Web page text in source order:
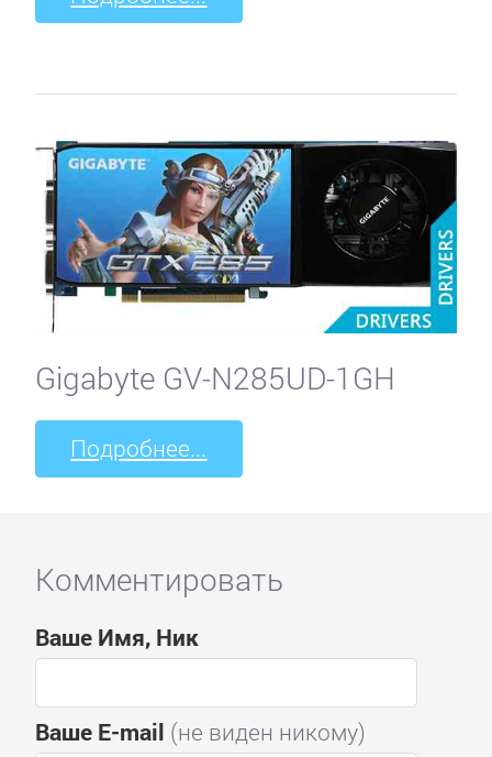
Gigabyte GV-N285UD-1GH
Подробнее...
Комментировать
Ваше Имя, Ник
Ваше E-mail (не виден никому)